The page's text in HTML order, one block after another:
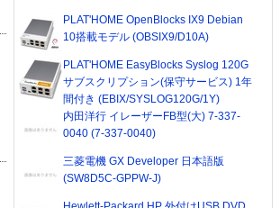
PLAT'HOME OpenBlocks IX9 Debian
10搭載モデル (OBSIX9/D10A)
PLAT'HOME EasyBlocks Syslog 120G
サブスクリプション(保守サービス) 1年
間付き (EBIX/SYSLOG120G/1Y)
内田洋行 イレーザーFB型(大) 7-337-
0040 (7-337-0040)
三菱電機 GX Developer 日本語版
(SW8D5C-GPPW-J)